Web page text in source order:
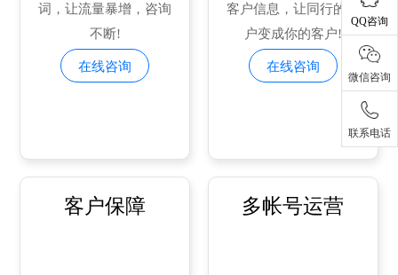
词，让流量暴增，咨询
不断!
在线咨询
客户信息，让同行的客
户变成你的客户!
在线咨询
客户保障 多帐号运营
QQ咨询
微信咨询
联系电话